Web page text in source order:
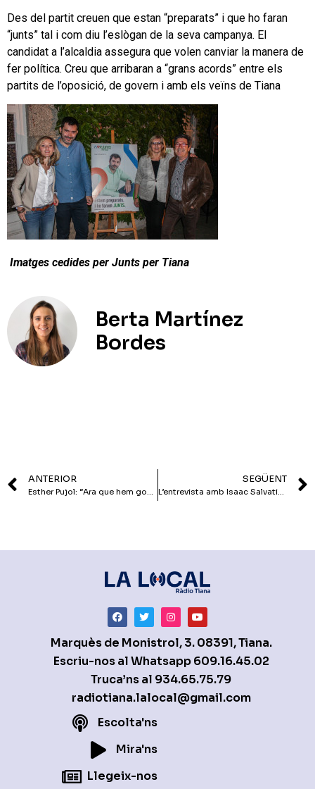
Des del partit creuen que estan “preparats” i que ho faran
“junts” tal i com diu l’eslògan de la seva campanya. El
candidat a l’alcaldia assegura que volen canviar la manera de
fer política. Creu que arribaran a “grans acords” entre els
partits de l’oposició, de govern i amb els veïns de Tiana
Imatges cedides per Junts per Tiana
Berta Martínez
Bordes
ANTERIOR SEGÜENT
L’entrevista amb Isaac Salvatierra: “Ara el repte és guanyar les eleccions, estem convençuts que ho aconseguirem”
Marquès de Monistrol, 3. 08391, Tiana.
Escriu-nos al Whatsapp609.16.45.02
Truca’ns al 934.65.75.79
radiotiana.lalocal@gmail.com
Escolta'ns
Mira'ns
Llegeix-nos